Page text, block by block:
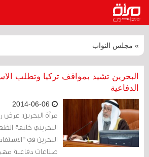
» مجلس النواب
البحرين تشيد بمواقف تركيا وتطلب
الدفاعية
مرآة البحرين:
البحريني خليفة
البحرين في
صناعات دفاعية